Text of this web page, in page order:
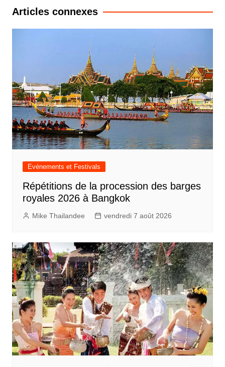
l’article
Articles connexes
Evénements et Festivals
Répétitions de la procession des barges
royales 2026 à Bangkok
Mike Thailandee vendredi 7 août 2026